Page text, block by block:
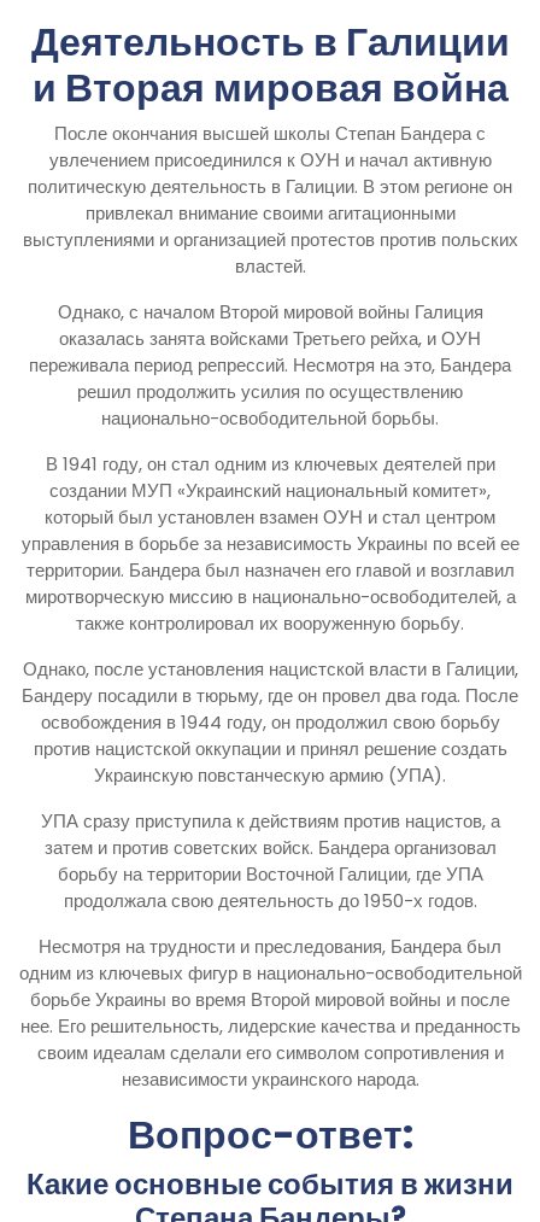
Деятельность в Галиции
и Вторая мировая война
После окончания высшей школы Степан Бандера с
увлечением присоединился к ОУН и начал активную
политическую деятельность в Галиции. В этом регионе он
привлекал внимание своими агитационными
выступлениями и организацией протестов против польских
властей.
Однако, с началом Второй мировой войны Галиция
оказалась занята войсками Третьего рейха, и ОУН
переживала период репрессий. Несмотря на это, Бандера
решил продолжить усилия по осуществлению
национально-освободительной борьбы.
В 1941 году, он стал одним из ключевых деятелей при
создании МУП «Украинский национальный комитет»,
который был установлен взамен ОУН и стал центром
управления в борьбе за независимость Украины по всей ее
территории. Бандера был назначен его главой и возглавил
миротворческую миссию в национально-освободителей, а
также контролировал их вооруженную борьбу.
Однако, после установления нацистской власти в Галиции,
Бандеру посадили в тюрьму, где он провел два года. После
освобождения в 1944 году, он продолжил свою борьбу
против нацистской оккупации и принял решение создать
Украинскую повстанческую армию (УПА).
УПА сразу приступила к действиям против нацистов, а
затем и против советских войск. Бандера организовал
борьбу на территории Восточной Галиции, где УПА
продолжала свою деятельность до 1950-х годов.
Несмотря на трудности и преследования, Бандера был
одним из ключевых фигур в национально-освободительной
борьбе Украины во время Второй мировой войны и после
нее. Его решительность, лидерские качества и преданность
своим идеалам сделали его символом сопротивления и
независимости украинского народа.
Вопрос-ответ:
Какие основные события в жизни